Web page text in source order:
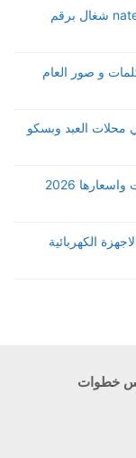
رابط نتيجة الدبلومات الفنية 2026 nategafany.emis شغال برقم
رأس السنة الهجرية 1448- 2027 وكلمات و صور العام
البسكويت في محلات العبد وبسكو
اجمل أماكن خروجة العيد في القاهرة والمحافظات واسعارها 2026
علي الاجهزة الكهربائية